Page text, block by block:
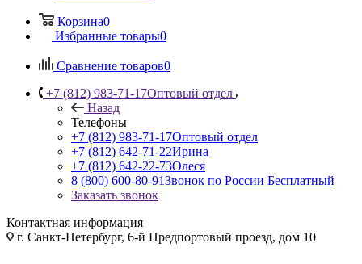
Корзина0
Избранные товары0
Сравнение товаров0
+7 (812) 983-71-17Оптовый отдел
Назад
Телефоны
+7 (812) 983-71-17Оптовый отдел
+7 (812) 642-71-22Ирина
+7 (812) 642-22-73Олеся
8 (800) 600-80-91Звонок по России Бесплатный
Заказать звонок
Контактная информация
г. Санкт-Петербург, 6-й Предпортовый проезд, дом 10